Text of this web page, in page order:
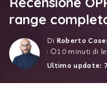
range
Posted
by
Di Roberto
10 minuti di
Ultimo update: